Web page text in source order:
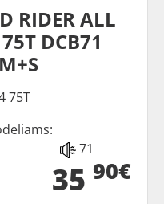
RIDER ALL
DCB71
75T
71
35 90€